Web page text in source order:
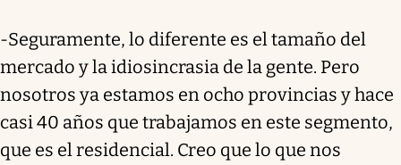
-Seguramente, lo diferente es el tamaño del
mercado y la idiosincrasia de la gente. Pero
nosotros ya estamos en ocho provincias y hace
casi 40 años que trabajamos en este segmento,
que es el residencial. Creo que lo que nos